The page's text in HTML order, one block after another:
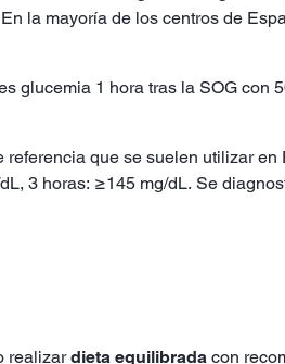
En la mayoría de los centros de
glucemia 1 hora tras la SOG con
que se suelen utilizar
3 horas: ≥145 mg/dL. Se
realizardieta equilibrada con